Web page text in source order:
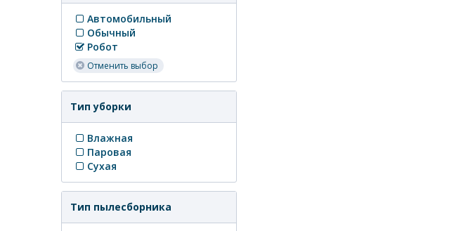
Автомобильный
Обычный
Робот
Отменить выбор
Тип уборки
Влажная
Паровая
Сухая
Тип пылесборника